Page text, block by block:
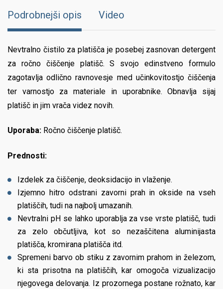
Podrobnejši opis Video
Nevtralno čistilo za platišča je posebej zasnovan detergent
za ročno čiščenje platišč. S svojo edinstveno formulo
zagotavlja odlično ravnovesje med učinkovitostjo čiščenja
ter varnostjo za materiale in uporabnike. Obnavlja sijaj
platišč in jim vrača videz novih.
Uporaba: Ročno čiščenje platišč.
Prednosti:
Izdelek za čiščenje, deoksidacijo in vlaženje.
Izjemno hitro odstrani zavorni prah in okside na vseh
platiščih, tudi na najbolj umazanih.
Nevtralni pH se lahko uporablja za vse vrste platišč, tudi
za zelo občutljiva, kot so nezaščitena aluminijasta
platišča, kromirana platišča itd.
Spremeni barvo ob stiku z zavornim prahom in železom,
ki sta prisotna na platiščih, kar omogoča vizualizacijo
njegovega delovanja. Iz prozornega postane rožnato, kar